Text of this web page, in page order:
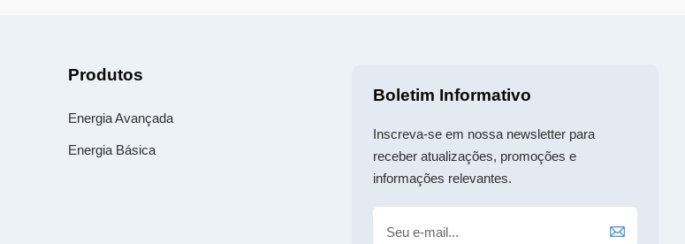
Produtos
Energia Avançada
Energia Básica
Boletim Informativo
Inscreva-se em nossa newsletter para
receber atualizações, promoções e
informações relevantes.